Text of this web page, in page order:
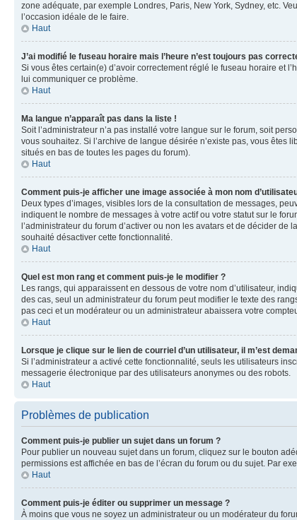
zone adéquate, par exemple Londres, Paris, New York, Sydney, etc.
l’occasion idéale de le faire.
Haut
J’ai modifié le fuseau horaire mais l’heure n’est toujours pas
Si vous êtes certain(e) d’avoir correctement réglé le fuseau horaire et
lui communiquer ce problème.
Haut
Ma langue n’apparaît pas dans la liste !
Soit l’administrateur n’a pas installé votre langue sur le forum, soit
vous souhaitez. Si l’archive de langue désirée n’existe pas, vous
situés en bas de toutes les pages du forum).
Haut
Comment puis-je afficher une image associée à mon nom
Deux types d’images, visibles lors de la consultation de messages,
indiquent le nombre de messages à votre actif ou votre statut sur le
l’administrateur du forum d’activer ou non les avatars et de décider
souhaité désactiver cette fonctionnalité.
Haut
Quel est mon rang et comment puis-je le modifier ?
Les rangs, qui apparaissent en dessous de votre nom d’utilisateur,
des cas, seul un administrateur du forum peut modifier le texte des
pas ceci et un modérateur ou un administrateur abaissera votre
Haut
Lorsque je clique sur le lien de courriel d’un utilisateur, il m’est
Si l’administrateur a activé cette fonctionnalité, seuls les utilisateurs
messagerie électronique par des utilisateurs anonymes ou des robots.
Haut
Problèmes de publication
Comment puis-je publier un sujet dans un forum ?
Pour publier un nouveau sujet dans un forum, cliquez sur le bouton
permissions est affichée en bas de l’écran du forum ou du sujet. Par
Haut
Comment puis-je éditer ou supprimer un message ?
À moins que vous ne soyez un administrateur ou un modérateur du